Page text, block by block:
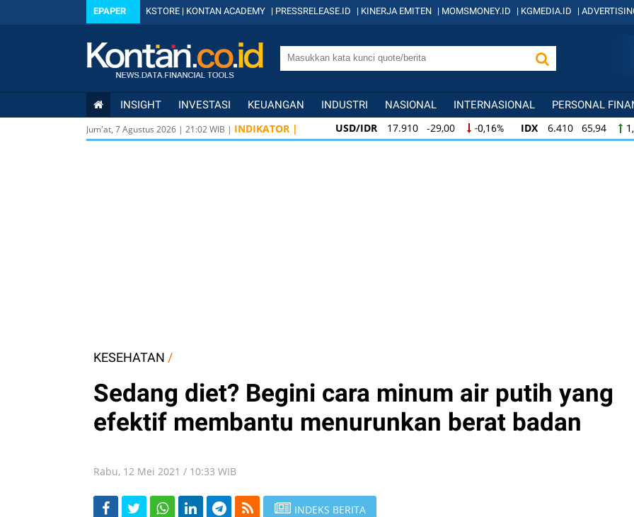
EPAPER KSTORE | KONTAN ACADEMY | PRESSRELEASE.ID | KINERJA EMITEN | MOMSMONEY.ID | KGMEDIA.ID |
INSIGHT INVESTASI KEUANGAN INDUSTRI NASIONAL INTERNASIONAL PERSONAL
Jum'at, 7 Agustus 2026 | 21:02WIB | INDIKATOR | USD/IDR 17.910 -29,00 -0,16% IDX 6.410 65,94
USD/IDR
17.910 -29,00 -0,16% IDX 6.410 65,94
KESEHATAN /
Sedang diet? Begini cara minum air putih yang
efektif membantu menurunkan berat badan
Rabu, 12 Mei 2021 / 10:33 WIB
INDEKS BERITA